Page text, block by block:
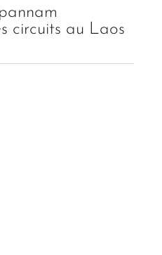
circuits au Laos